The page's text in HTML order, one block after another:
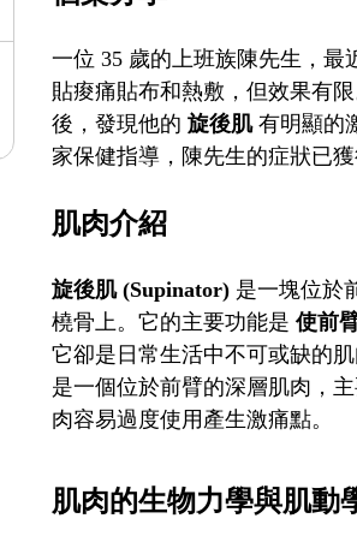
一位 35 歲的上班族陳先生，
貼痠痛貼布和熱敷，但效果有
後，發現他的 旋後肌有明顯的
家保健指導，陳先生的症狀已
肌肉介紹
旋後肌 (Supinator) 是一塊位於
橈骨上。它的主要功能是 使前
它卻是日常生活中不可或缺的
是一個位於前臂的深層肌肉，
肉容易過度使用產生激痛點。
肌肉的生物力學與肌動